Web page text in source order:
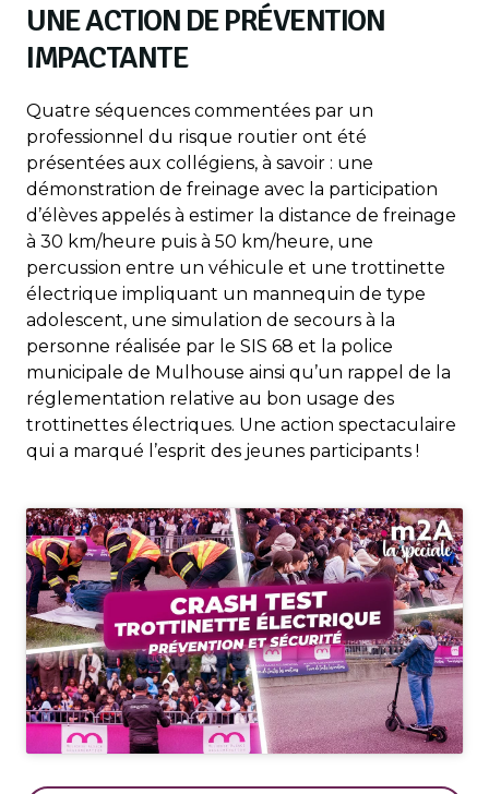
UNE ACTION DE PRÉVENTION
IMPACTANTE
Quatre séquences commentées par un
professionnel du risque routier ont été
présentées aux collégiens, à savoir : une
démonstration de freinage avec la participation
d’élèves appelés à estimer la distance de freinage
à 30 km/heure puis à 50 km/heure, une
percussion entre un véhicule et une trottinette
électrique impliquant un mannequin de type
adolescent, une simulation de secours à la
personne réalisée par le SIS 68 et la police
municipale de Mulhouse ainsi qu’un rappel de la
réglementation relative au bon usage des
trottinettes électriques. Une action spectaculaire
qui a marqué l’esprit des jeunes participants !